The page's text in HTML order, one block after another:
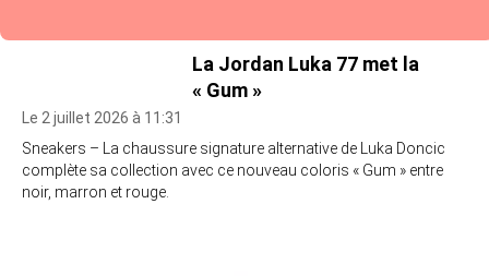
La Jordan Luka 77 met la
« Gum »
Le 2 juillet 2026 à 11:31
Sneakers – La chaussure signature alternative de Luka Doncic
complète sa collection avec ce nouveau coloris « Gum » entre
noir, marron et rouge.